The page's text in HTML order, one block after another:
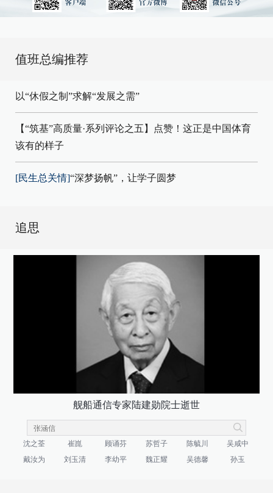
值班总编推荐
以“休假之制”求解“发展之需”
【“筑基”高质量·系列评论之五】点赞！这正是中国体育
该有的样子
[民生总关情]“深梦扬帆”，让学子圆梦
追思
舰船通信专家陆建勋院士逝世
沈之荃 崔崑 顾诵芬 苏哲子 陈毓川
吴咸中
戴汝为
刘玉清 李幼平 魏正耀 吴德馨 孙玉